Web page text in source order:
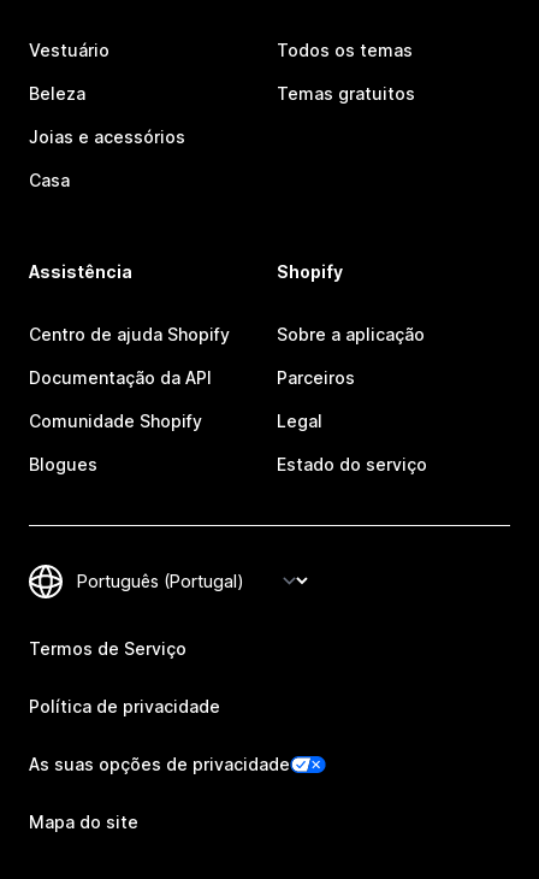
Vestuário
Beleza
Joias e acessórios
Casa
Todos os temas
Temas gratuitos
Assistência
Centro de ajuda Shopify
Documentação da API
Comunidade Shopify
Blogues
Shopify
Sobre a aplicação
Parceiros
Legal
Estado do serviço
Termos de Serviço
Política de privacidade
As suas opções de privacidade
Mapa do site